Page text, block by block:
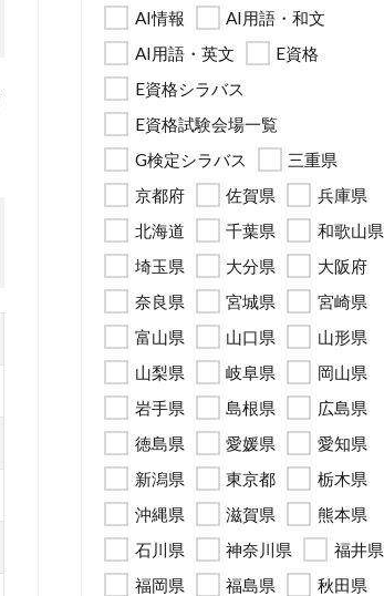
AI情報
AI用語・和文
AI用語・英文
E資格
E資格シラバス
E資格試験会場一覧
G検定シラバス
三重県
京都府
佐賀県
兵庫県
北海道
千葉県
和歌山県
埼玉県
大分県
大阪府
奈良県
宮城県
宮崎県
富山県
山口県
山形県
山梨県
岐阜県
岡山県
岩手県
島根県
広島県
徳島県
愛媛県
愛知県
新潟県
東京都
栃木県
沖縄県
滋賀県
熊本県
石川県
神奈川県
福井県
福岡県
福島県
秋田県